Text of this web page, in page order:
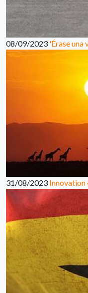
08/09/2023 'Érase una
31/08/2023 Innovation